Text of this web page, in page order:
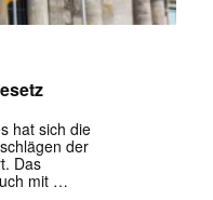
hat sich die
der
Das
mit …